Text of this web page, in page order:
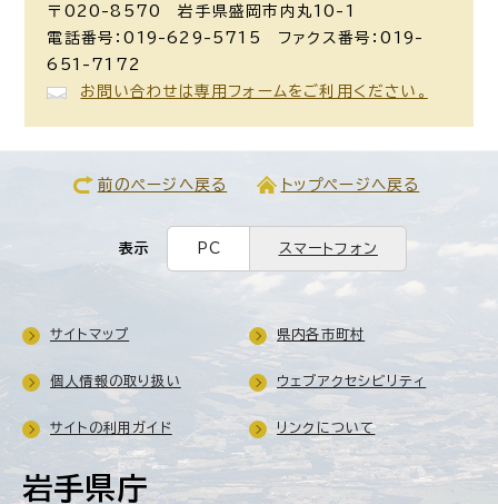
〒020-8570 岩手県盛岡市内丸10-1
電話番号：019-629-5715 ファクス番号：019-
651-7172
お問い合わせは専用フォームをご利用ください。
前のページへ戻る トップページへ戻る
表示 PC スマートフォン
岩手県庁
サイトマップ 県内各市町村
個人情報の取り扱い ウェブアクセシビリティ
サイトの利用ガイド リンクについて